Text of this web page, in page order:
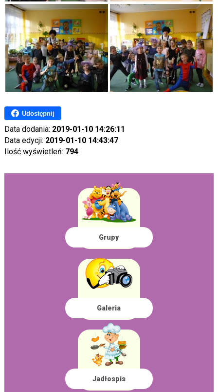
Udostępnij
Data dodania: 2019-01-10 14:26:11
Data edycji: 2019-01-10 14:43:47
Ilość wyświetleń: 794
Grupy
Galeria
Jadłospis